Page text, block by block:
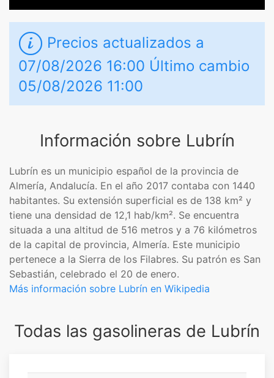
Precios actualizados a
07/08/2026 16:00 Último cambio
05/08/2026 11:00
Información sobre Lubrín
Lubrín es un municipio español de la provincia de
Almería, Andalucía. En el año 2017 contaba con 1440
habitantes. Su extensión superficial es de 138 km² y
tiene una densidad de 12,1 hab/km². Se encuentra
situada a una altitud de 516 metros y a 76 kilómetros
de la capital de provincia, Almería. Este municipio
pertenece a la Sierra de los Filabres. Su patrón es San
Sebastián, celebrado el 20 de enero.
Más información sobre Lubrín en Wikipedia
Todas las gasolineras de Lubrín